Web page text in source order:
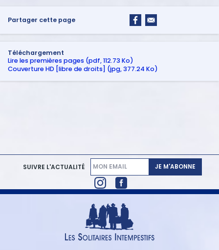
Partager cette page
Téléchargement
Lire les premières pages (pdf, 112.73 Ko)
Couverture HD [libre de droits] (jpg, 377.24 Ko)
SUIVRE L'ACTUALITÉ JE M'ABONNE